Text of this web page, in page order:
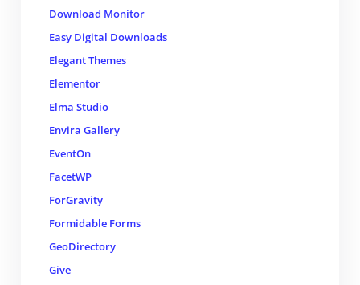
Download Monitor
Easy Digital Downloads
Elegant Themes
Elementor
Elma Studio
Envira Gallery
EventOn
FacetWP
ForGravity
Formidable Forms
GeoDirectory
Give